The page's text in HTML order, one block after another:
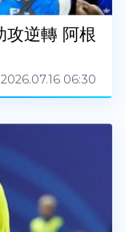
攻逆轉 阿根
2026.07.16 06:30